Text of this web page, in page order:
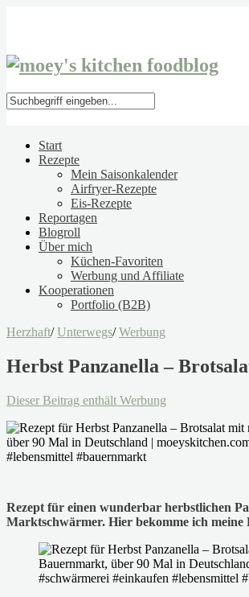
Start
Rezepte
Mein Saisonkalender
Airfryer-Rezepte
Eis-Rezepte
Reportagen
Blogroll
Über mich
Küchen-Favoriten
Werbung und Affiliate
Kooperationen
Portfolio (B2B)
Herzhaft/ Unterwegs/ Werbung
Herbst Panzanella –
Dieser Beitrag enthält Werbung
Rezept für einen wunderbar herbstlichen
Marktschwärmer. Hier bekomme ich meine